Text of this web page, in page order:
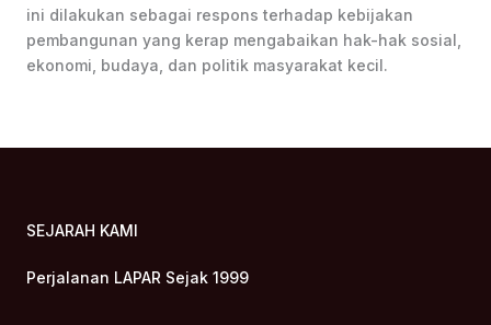
ini dilakukan sebagai respons terhadap kebijakan
pembangunan yang kerap mengabaikan hak-hak sosial,
ekonomi, budaya, dan politik masyarakat kecil.
SEJARAH KAMI
Perjalanan LAPAR Sejak 1999